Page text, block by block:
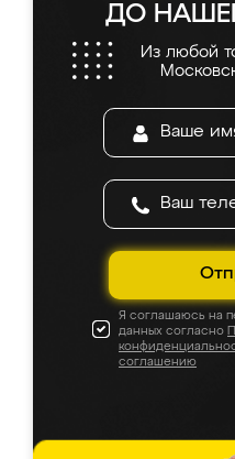
ДО
Из любой
Я соглашаюсь на
данных согласно
соглашению